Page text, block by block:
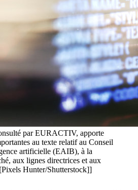
par EURACTIV, apporte
au texte relatif au Conseil
artificielle (EAIB), à la
aux lignes directrices et aux
Hunter/Shutterstock]]